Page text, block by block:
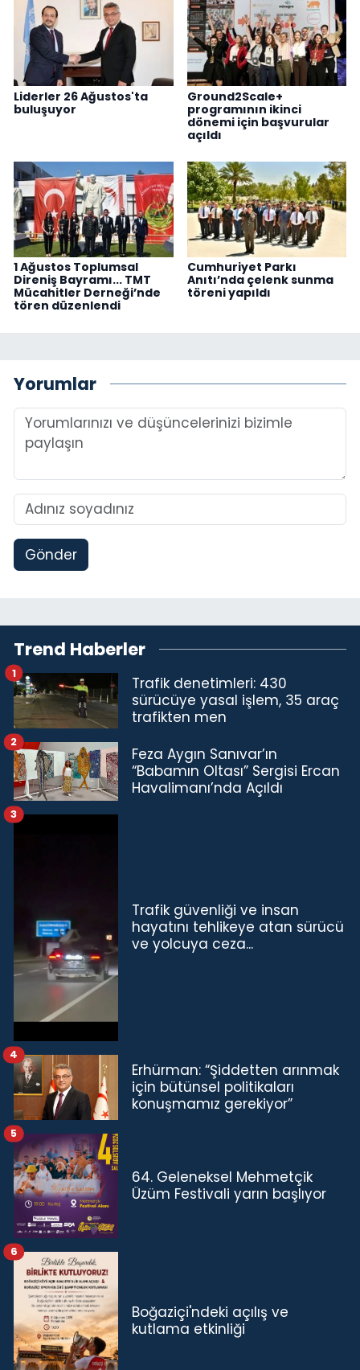
Liderler 26 Ağustos'ta
buluşuyor
Ground2Scale+
programının ikinci
dönemi için başvurular
açıldı
1 Ağustos Toplumsal
Direniş Bayramı... TMT
Mücahitler Derneği’nde
tören düzenlendi
Cumhuriyet Parkı
Anıtı’nda çelenk sunma
töreni yapıldı
Yorumlar
Gönder
Trend Haberler
Trafik denetimleri: 430
sürücüye yasal işlem, 35 araç
trafikten men
1
Feza Aygın Sanıvar’ın
“Babamın Oltası” Sergisi Ercan
Havalimanı’nda Açıldı
2
Trafik güvenliği ve insan
hayatını tehlikeye atan sürücü
ve yolcuya ceza...
3
Erhürman: “Şiddetten arınmak
için bütünsel politikaları
konuşmamız gerekiyor”
4
64. Geleneksel Mehmetçik
Üzüm Festivali yarın başlıyor
5
Boğaziçi'ndeki açılış ve
kutlama etkinliği
6